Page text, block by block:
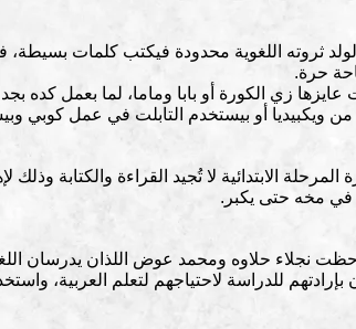
ثروته اللغوية محدودة فيكتب كلمات بسيطة،
حرة.
زي الكورة أو بابا وماما، لما بعمل كده بجد
من ويكبيديا أو بيستخدم التابلت في عمل كوبي
الابتدائية لا تُجيد القراءة والكتابة وذلك
في مخه حتى يكبر.
نجلاء حلاوه ومحمد عوض اللذان يدرسان
للدراسة لاحتياجهم لتعلم العربية،